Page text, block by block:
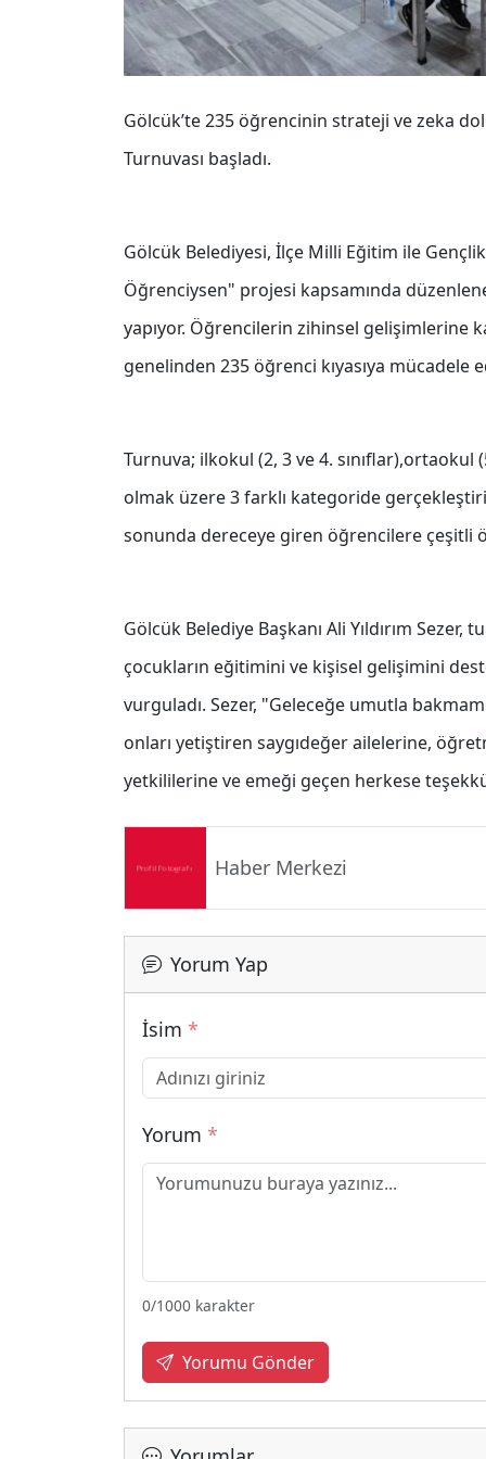
Gölcük’te 235 öğrencinin strateji ve zeka
Turnuvası başladı.
Gölcük Belediyesi, İlçe Milli Eğitim ile
Öğrenciysen" projesi kapsamında
yapıyor. Öğrencilerin zihinsel gelişimlerine
genelinden 235 öğrenci kıyasıya mücadele
Turnuva; ilkokul (2, 3 ve 4. sınıflar),ortaokul
olmak üzere 3 farklı kategoride
sonunda dereceye giren öğrencilere çeşitli
Gölcük Belediye Başkanı Ali Yıldırım Sezer,
çocukların eğitimini ve kişisel gelişimini
vurguladı. Sezer, "Geleceğe umutla
onları yetiştiren saygıdeğer ailelerine,
yetkililerine ve emeği geçen herkese
Haber Merkezi
Yorum Yap
İsim *
Yorum *
0/1000 karakter
Yorumu Gönder